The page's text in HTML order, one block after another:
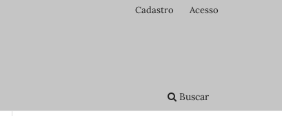
Buscar
Cadastro Acesso